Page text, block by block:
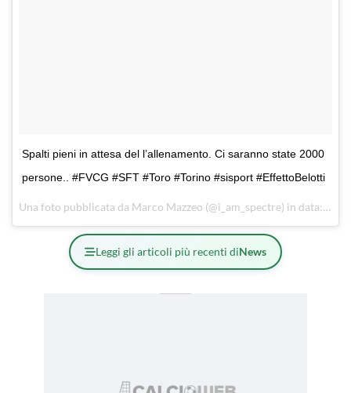
Spalti pieni in attesa del l’allenamento. Ci saranno state 2000
persone.. #FVCG #SFT #Toro #Torino #sisport #EffettoBelotti
Una foto pubblicata da Marco Mazzeo (@i_am_spectre) in data:18
Leggi gli articoli più recenti diNews